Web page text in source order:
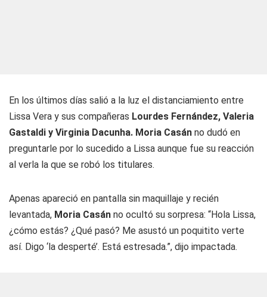
En los últimos días salió a la luz el distanciamiento entre
Lissa Vera y sus compañeras Lourdes Fernández, Valeria
Gastaldi y Virginia Dacunha. Moria Casán no dudó en
preguntarle por lo sucedido a Lissa aunque fue su reacción
al verla la que se robó los titulares.
Apenas apareció en pantalla sin maquillaje y recién
levantada, Moria Casán no ocultó su sorpresa: “Hola Lissa,
¿cómo estás? ¿Qué pasó? Me asustó un poquitito verte
así. Digo ‘la desperté’. Está estresada.”, dijo impactada.